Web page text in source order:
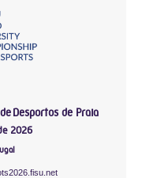
Desportos de Praia
2026